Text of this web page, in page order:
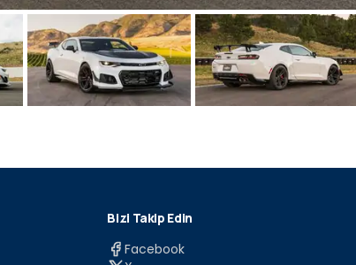
Bizi Takip Edin
Facebook